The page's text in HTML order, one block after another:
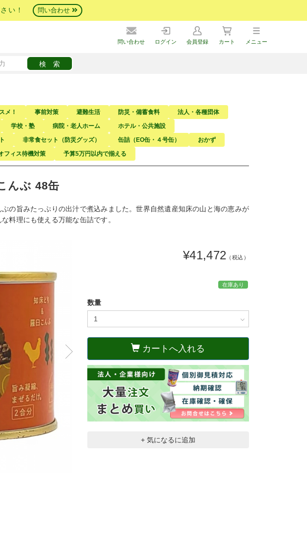
い！ 問い合わせ
問い合わせ ログイン 会員登録 カート メニュー
メ！ 事前対策 避難生活 防災・備蓄食料
法人・各種団体
学校・塾 病院・老人ホーム
ホテル・公共施設
非常食セット（防災グッズ） 缶詰（EO缶・４号缶）
おかず
フィス待機対策 予算5万円以内で揃える
んぶ 48缶
の旨みたっぷりの出汁で煮込みました。世界自然遺産知床の山と海の恵みが
料理にも使える万能な缶詰です。
¥41,472 （税込）
在庫あり
数量
カートへ入れる
+ 気になるに追加